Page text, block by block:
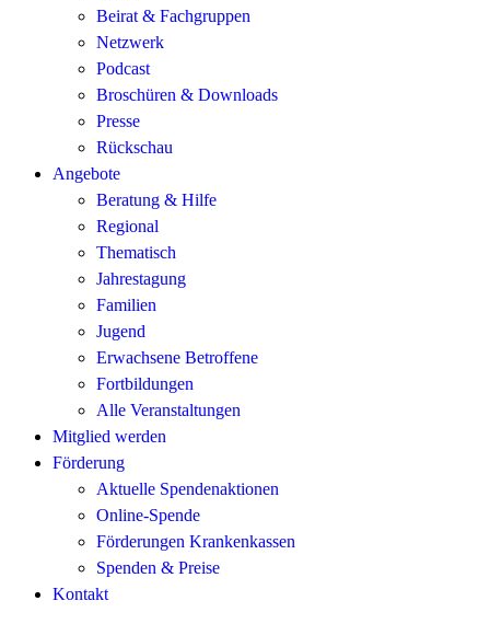
Beirat & Fachgruppen
Netzwerk
Podcast
Broschüren & Downloads
Presse
Rückschau
Angebote
Beratung & Hilfe
Regional
Thematisch
Jahrestagung
Familien
Jugend
Erwachsene Betroffene
Fortbildungen
Alle Veranstaltungen
Mitglied werden
Förderung
Aktuelle Spendenaktionen
Online-Spende
Förderungen Krankenkassen
Spenden & Preise
Kontakt